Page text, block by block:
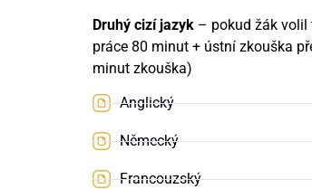
Druhý cizí jazyk – pokud žák volil
práce 80 minut + ústní zkouška
minut zkouška)
Anglický
Německý
Francouzský